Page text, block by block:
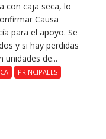
con caja seca, lo
Causa
para el apoyo. Se
y si hay perdidas
unidades de...
PRINCIPALES